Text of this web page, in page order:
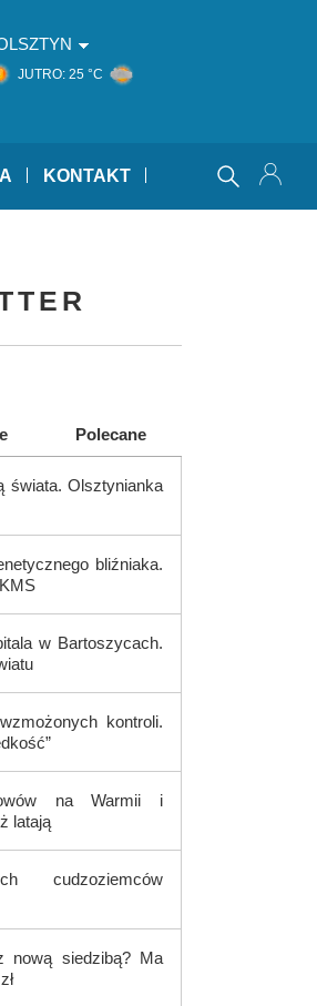
JUTRO: 25 °C
KONTAKT
Polecane
świata. Olsztynianka
bliźniaka.
w Bartoszycach.
kontroli.
na Warmii i
latają
cudzoziemców
nową siedzibą? Ma